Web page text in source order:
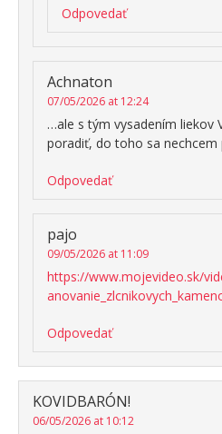
Odpovedať
Achnaton
07/05/2026 at 12:24
…ale s tým vysadením liekov
poradiť, do toho sa nechcem
Odpovedať
pajo
09/05/2026 at 11:09
https://www.mojevideo.sk/
Odpovedať
KOVIDBARÓN!
06/05/2026 at 10:12